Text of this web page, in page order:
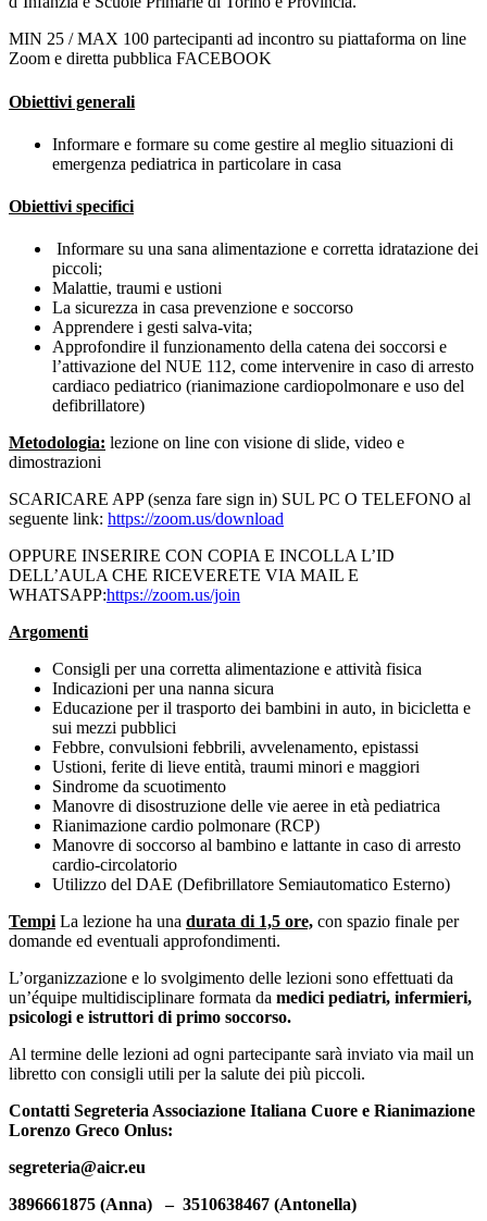
MIN 25 / MAX 100 partecipanti ad incontro su piattaforma on line
Zoom e diretta pubblica FACEBOOK
Obiettivi generali
Informare e formare su come gestire al meglio situazioni di
emergenza pediatrica in particolare in casa
Obiettivi specifici
Informare su una sana alimentazione e corretta idratazione dei
piccoli;
Malattie, traumi e ustioni
La sicurezza in casa prevenzione e soccorso
Apprendere i gesti salva-vita;
Approfondire il funzionamento della catena dei soccorsi e
l’attivazione del NUE 112, come intervenire in caso di arresto
cardiaco pediatrico (rianimazione cardiopolmonare e uso del
defibrillatore)
Metodologia: lezione on line con visione di slide, video e
dimostrazioni
SCARICARE APP (senza fare sign in) SUL PC O TELEFONO al
seguente link: https://zoom.us/download
OPPURE INSERIRE CON COPIA E INCOLLA L’ID
DELL’AULA CHE RICEVERETE VIA MAIL E
WHATSAPP:https://zoom.us/join
Argomenti
Consigli per una corretta alimentazione e attività fisica
Indicazioni per una nanna sicura
Educazione per il trasporto dei bambini in auto, in bicicletta e
sui mezzi pubblici
Febbre, convulsioni febbrili, avvelenamento, epistassi
Ustioni, ferite di lieve entità, traumi minori e maggiori
Sindrome da scuotimento
Manovre di disostruzione delle vie aeree in età pediatrica
Rianimazione cardio polmonare (RCP)
Manovre di soccorso al bambino e lattante in caso di arresto
cardio-circolatorio
Utilizzo del DAE (Defibrillatore Semiautomatico Esterno)
Tempi La lezione ha una durata di 1,5 ore, con spazio finale per
domande ed eventuali approfondimenti.
L’organizzazione e lo svolgimento delle lezioni sono effettuati da
un’équipe multidisciplinare formata da medici pediatri, infermieri,
psicologi e istruttori di primo soccorso.
Al termine delle lezioni ad ogni partecipante sarà inviato via mail un
libretto con consigli utili per la salute dei più piccoli.
Contatti Segreteria Associazione Italiana Cuore e Rianimazione
Lorenzo Greco Onlus:
segreteria@aicr.eu
3896661875 (Anna) – 3510638467 (Antonella)